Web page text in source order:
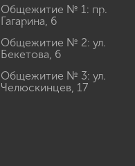
Общежитие № 1: пр.
Гагарина, 6
Общежитие № 2: ул.
Бекетова, 6
Общежитие № 3: ул.
Челюскинцев, 17